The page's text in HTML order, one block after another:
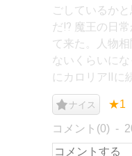
ごしているか
だ⁉︎ 魔王の日
て来た。人物
ないくらいに
にカロリアⅡに
ナイス ★1
コメント(0)